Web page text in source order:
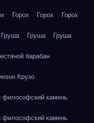
Горох Горох Горох
Груша Груша Груша
барабан
Крузо
камень
камень